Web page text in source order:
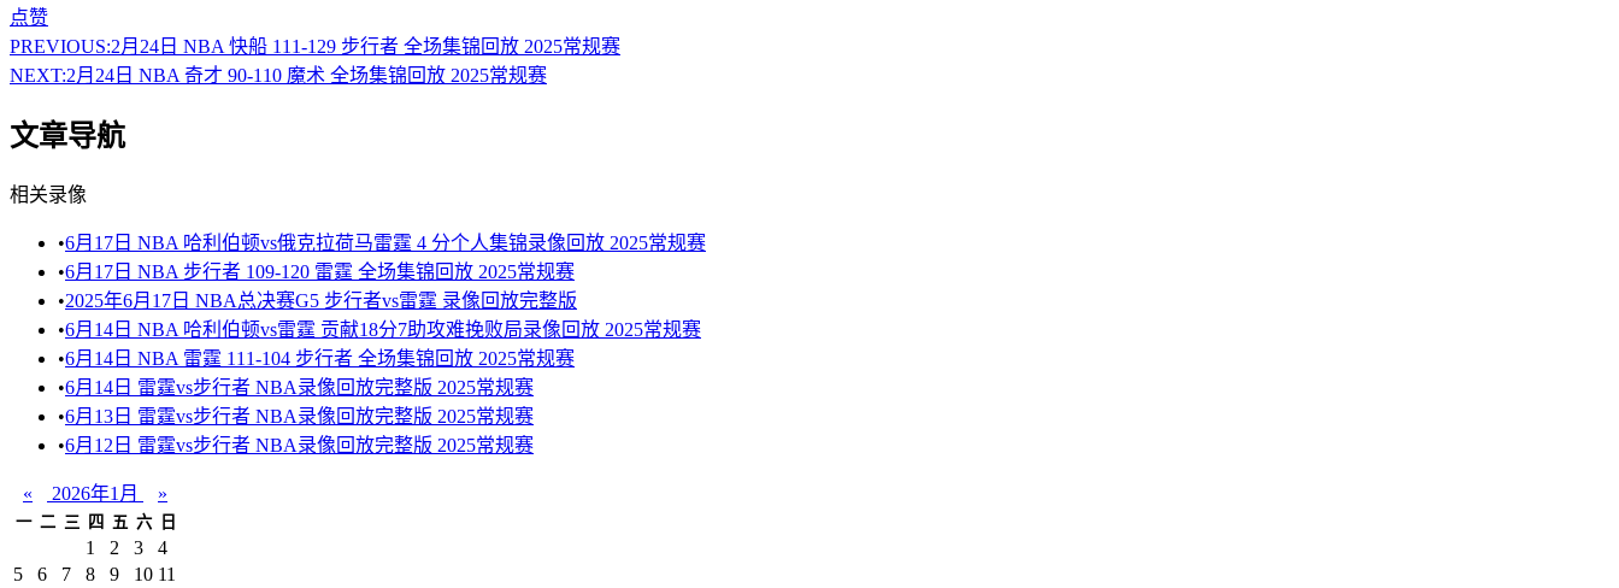
点赞
PREVIOUS:2月24日 NBA 快船 111-129 步行者 全场集锦回放 2025常规赛
NEXT:2月24日 NBA 奇才 90-110 魔术 全场集锦回放 2025常规赛
文章导航
相关录像
•6月17日 NBA 哈利伯顿vs俄克拉荷马雷霆 4 分个人集锦录像回放 2025常规赛
•6月17日 NBA 步行者 109-120 雷霆 全场集锦回放 2025常规赛
•2025年6月17日 NBA总决赛G5 步行者vs雷霆 录像回放完整版
•6月14日 NBA 哈利伯顿vs雷霆 贡献18分7助攻难挽败局录像回放 2025常规赛
•6月14日 NBA 雷霆 111-104 步行者 全场集锦回放 2025常规赛
•6月14日 雷霆vs步行者 NBA录像回放完整版 2025常规赛
•6月13日 雷霆vs步行者 NBA录像回放完整版 2025常规赛
•6月12日 雷霆vs步行者 NBA录像回放完整版 2025常规赛
« 2026年1月 »
一 二 三 四 五 六 日
1 2 3
4
5
6 7 8 9 10 11